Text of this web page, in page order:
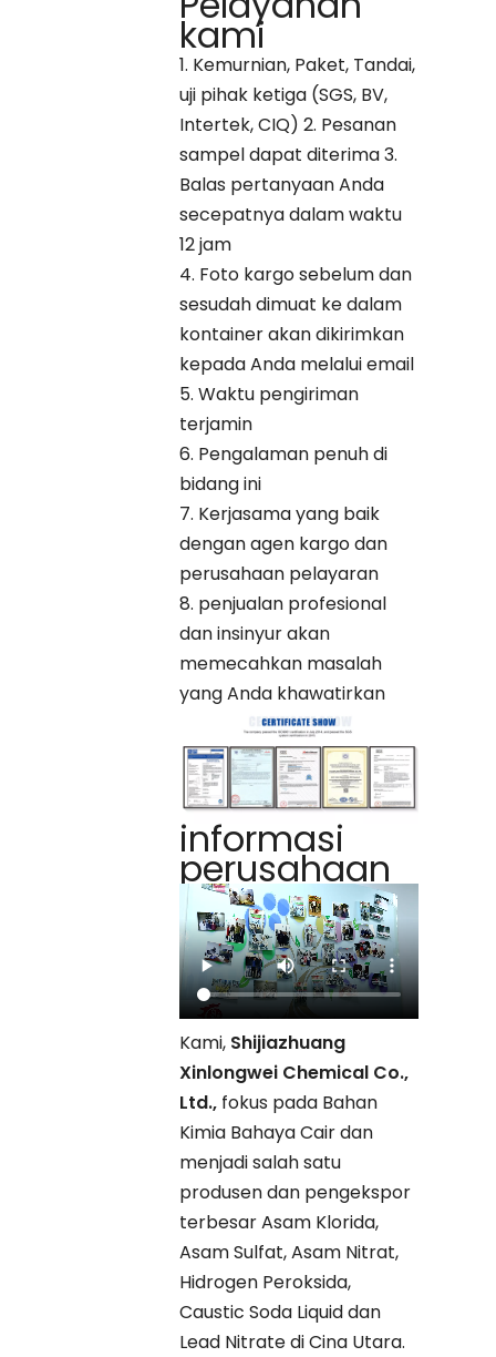
kami
1. Kemurnian, Paket, Tandai,
uji pihak ketiga (SGS, BV,
Intertek, CIQ) 2. Pesanan
sampel dapat diterima 3.
Balas pertanyaan Anda
secepatnya dalam waktu
12 jam
4. Foto kargo sebelum dan
sesudah dimuat ke dalam
kontainer akan dikirimkan
kepada Anda melalui email
5. Waktu pengiriman
terjamin
6. Pengalaman penuh di
bidang ini
7. Kerjasama yang baik
dengan agen kargo dan
perusahaan pelayaran
8. penjualan profesional
dan insinyur akan
memecahkan masalah
yang Anda khawatirkan
informasi
perusahaan
Kami, Shijiazhuang
Xinlongwei Chemical Co.,
Ltd., fokus pada Bahan
Kimia Bahaya Cair dan
menjadi salah satu
produsen dan pengekspor
terbesar Asam Klorida,
Asam Sulfat, Asam Nitrat,
Hidrogen Peroksida,
Caustic Soda Liquid dan
Lead Nitrate di Cina Utara.